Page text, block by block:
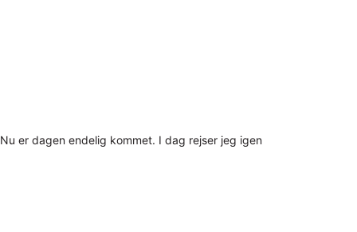
Nu er dagen endelig kommet. I dag rejser jeg igen